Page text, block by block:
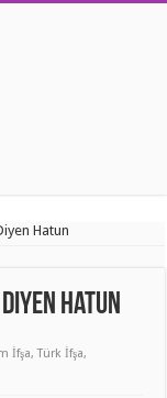
Hatun
Hatun
İfşa,Türk İfşa,